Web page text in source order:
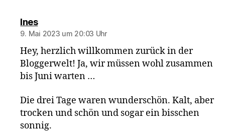
Inessagt:
9. Mai 2023 um 20:03 Uhr
Hey, herzlich willkommen zurück in der
Bloggerwelt! Ja, wir müssen wohl zusammen
bis Juni warten …
Die drei Tage waren wunderschön. Kalt, aber
trocken und schön und sogar ein bisschen
sonnig.